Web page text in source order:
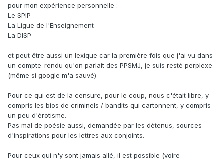
pour mon expérience personnelle :
Le SPIP
La Ligue de l'Enseignement
La DISP
et peut être aussi un lexique car la première fois que j'ai vu dans
un compte-rendu qu'on parlait des PPSMJ, je suis resté perplexe
(même si google m'a sauvé)
Pour ce qui est de la censure, pour le coup, nous c'était libre, y
compris les bios de criminels / bandits qui cartonnent, y compris
un peu d'érotisme.
Pas mal de poésie aussi, demandée par les détenus, sources
d'inspirations pour les lettres aux conjoints.
Pour ceux qui n'y sont jamais allé, il est possible (voire